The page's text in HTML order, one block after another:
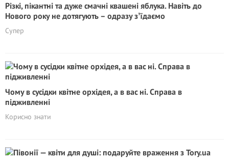
Різкі, пікантні та дуже смачні квашені яблука. Навіть до
Нового року не дотягують – одразу зʼїдаємо
Супер
Чому в сусідки квітне орхідея, а в вас ні. Справа в
підживленні
Корисно знати